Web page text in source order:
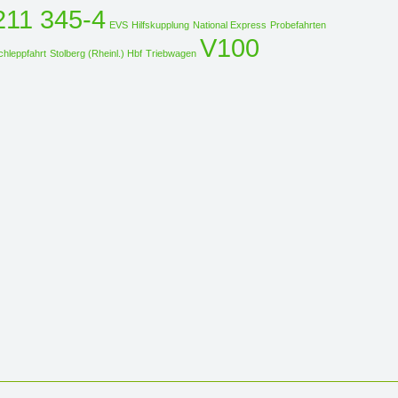
345-4 EVS Hilfskupplung National Express Probefahrten
Stolberg (Rheinl.) Hbf Triebwagen V100